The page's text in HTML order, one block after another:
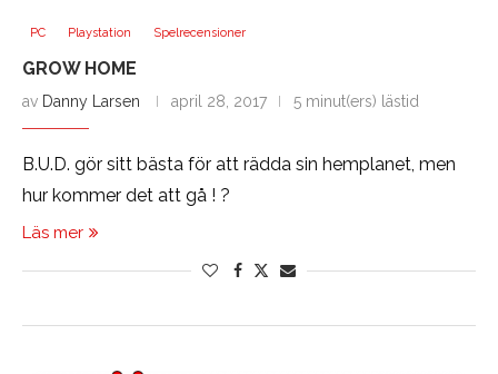
PC Playstation Spelrecensioner
GROW HOME
av Danny Larsen april 28, 2017 5 minut(ers) lästid
B.U.D. gör sitt bästa för att rädda sin hemplanet, men
hur kommer det att gå ! ?
Läs mer